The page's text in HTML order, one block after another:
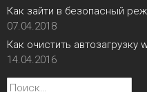
Как зайти в безопасный
07.04.2018
Как очистить автозагрузку
14.04.2016
Найти: